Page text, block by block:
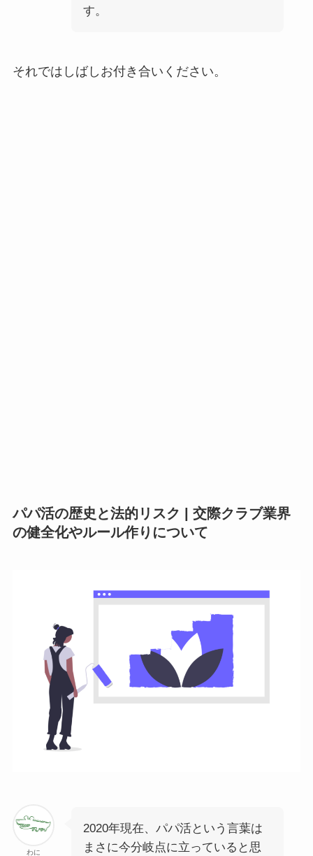
す。
それではしばしお付き合いください。
パパ活の歴史と法的リスク | 交際クラブ業界
の健全化やルール作りについて
わに
2020年現在、パパ活という言葉は
まさに今分岐点に立っていると思